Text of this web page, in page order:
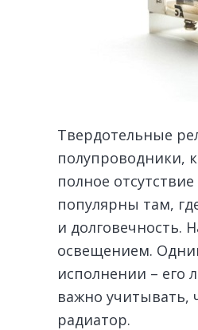
Твердотельные
полупроводники,
полное
популярны там,
и долговечность.
освещением.
исполнении – его
важно учитывать,
радиатор.